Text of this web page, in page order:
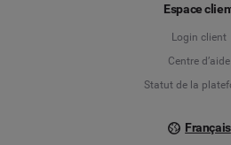
Espace
Login client
Centre d’aide
Statut de la
Français